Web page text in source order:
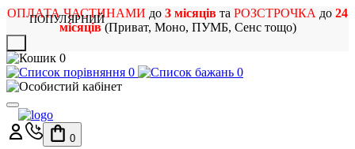
ОПЛАТА ЧАСТИНАМИ до 3 місяців та РОЗСТРОЧКА до 24
місяців(Приват, Моно, ПУМБ, Сенс тощо)
0
0
0
0
ПОПУЛЯРНИЙ